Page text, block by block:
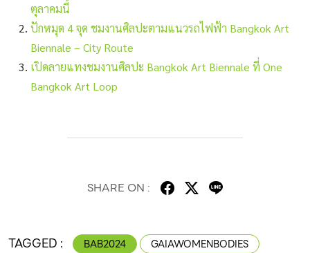
ตุลาคมนี้
ปักหมุด 4 จุด ชมงานศิลปะตามแนวรถไฟฟ้า Bangkok Art
Biennale – City Route
เปิดลายแทงชมงานศิลปะ Bangkok Art Biennale ที่ One
Bangkok Art Loop
SHARE ON :
TAGGED : BAB2024
GAIAWOMENBODIES